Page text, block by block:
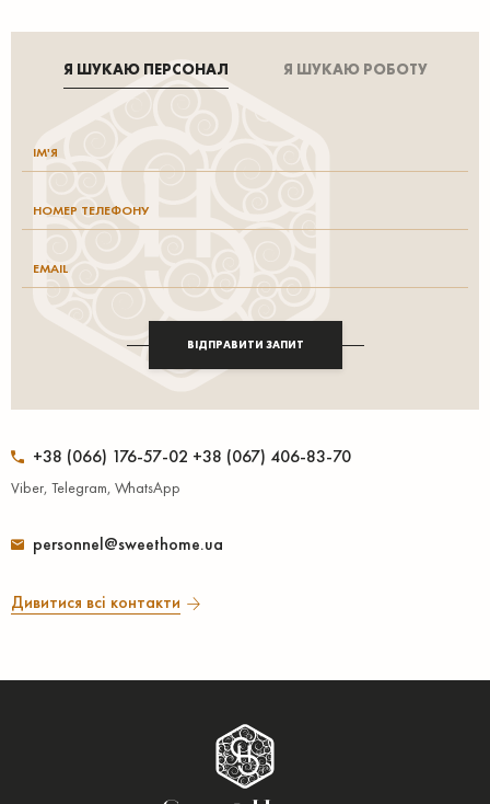
+38 (066) 176-57-02 +38 (067) 406-83-70
Viber, Telegram, WhatsApp
personnel@sweethome.ua
Дивитися всі контакти
Я ШУКАЮ ПЕРСОНАЛ Я ШУКАЮ РОБОТУ
ВІДПРАВИТИ ЗАПИТ